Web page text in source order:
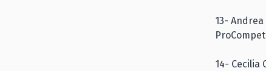
13-
14- Cecilia